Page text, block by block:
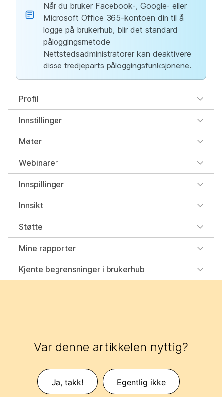
Når du bruker Facebook-, Google- eller
Microsoft Office 365-kontoen din til å
logge på brukerhub, blir det standard
påloggingsmetode.
Nettstedsadministratorer kan deaktivere
disse tredjeparts påloggingsfunksjonene.
Profil
Innstillinger
Møter
Webinarer
Innspillinger
Innsikt
Støtte
Mine rapporter
Kjente begrensninger i brukerhub
Var denne artikkelen nyttig?
Ja, takk! Egentlig ikke